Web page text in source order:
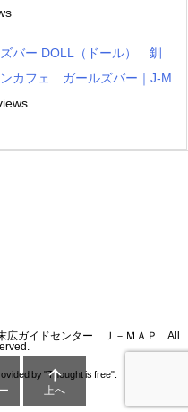
バー DOLL（ドール） 釧
カフェ ガールズバー｜J-M
広ガイドセンター Ｊ－ＭＡＰ All
by "Thought is free".

上へ